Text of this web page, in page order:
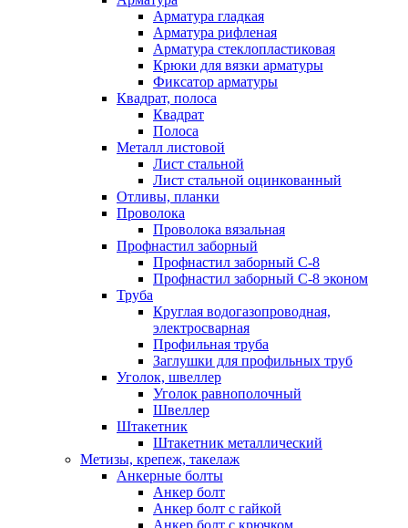
Арматура гладкая
Арматура рифленая
Арматура стеклопластиковая
Крюки для вязки арматуры
Фиксатор арматуры
Квадрат, полоса
Квадрат
Полоса
Металл листовой
Лист стальной
Лист стальной оцинкованный
Отливы, планки
Проволока
Проволока вязальная
Профнастил заборный
Профнастил заборный С-8
Профнастил заборный С-8 эконом
Труба
Круглая водогазопроводная,
электросварная
Профильная труба
Заглушки для профильных труб
Уголок, швеллер
Уголок равнополочный
Швеллер
Штакетник
Штакетник металлический
Метизы, крепеж, такелаж
Анкерные болты
Анкер болт
Анкер болт с гайкой
Анкер болт с крючком